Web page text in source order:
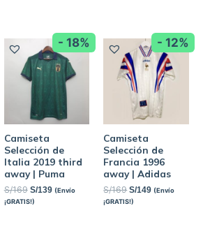
- 18%
Camiseta
Selección de
Italia 2019 third
away | Puma
S/169 S/139 (Envío
¡GRATIS!)
- 12%
Camiseta
Selección de
Francia 1996
away | Adidas
S/169 S/149 (Envío
¡GRATIS!)